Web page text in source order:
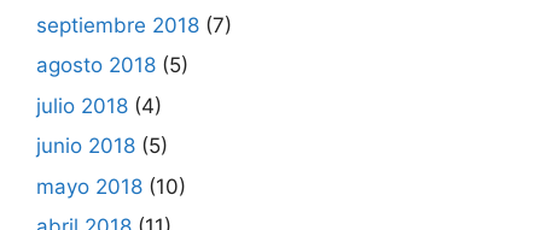
septiembre 2018 (7)
agosto 2018 (5)
julio 2018 (4)
junio 2018 (5)
mayo 2018 (10)